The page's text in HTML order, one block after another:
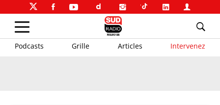
Podcasts Grille Articles Intervenez